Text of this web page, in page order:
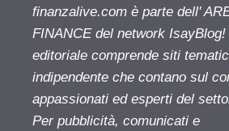
finanzalive.com è parte dell'
FINANCE del network
editoriale comprende siti
indipendente che contano sul
appassionati ed esperti del
Per pubblicità, comunicati e